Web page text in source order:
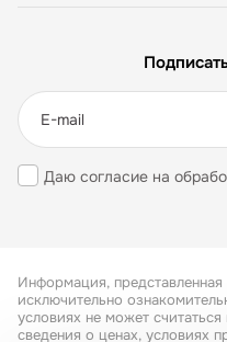
Даю согласие на
Информация,
исключительно
условиях не может
сведения о ценах, условиях